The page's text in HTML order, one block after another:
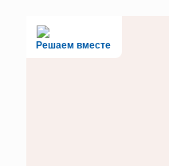
Решаем вместе